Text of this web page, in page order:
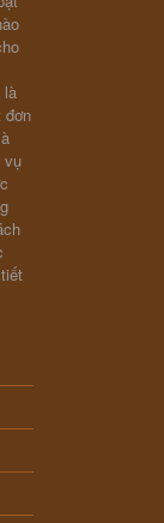
là
đơn
vụ